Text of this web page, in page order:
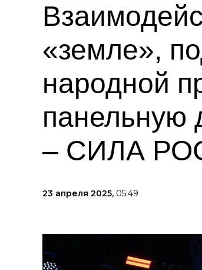
«земле»,
народной
– СИЛА
23 апреля 2025, 05:49